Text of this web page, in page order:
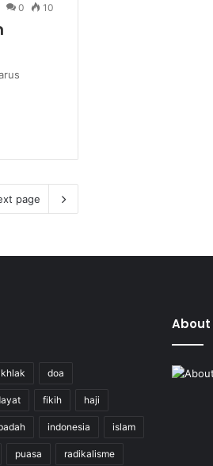
0 10
page
doa
fikih haji
indonesia islam
puasa radikalisme
About